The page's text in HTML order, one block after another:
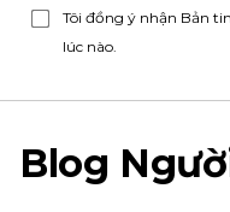
Tôi đồng ý nhận Bản
lúc nào.
Blog